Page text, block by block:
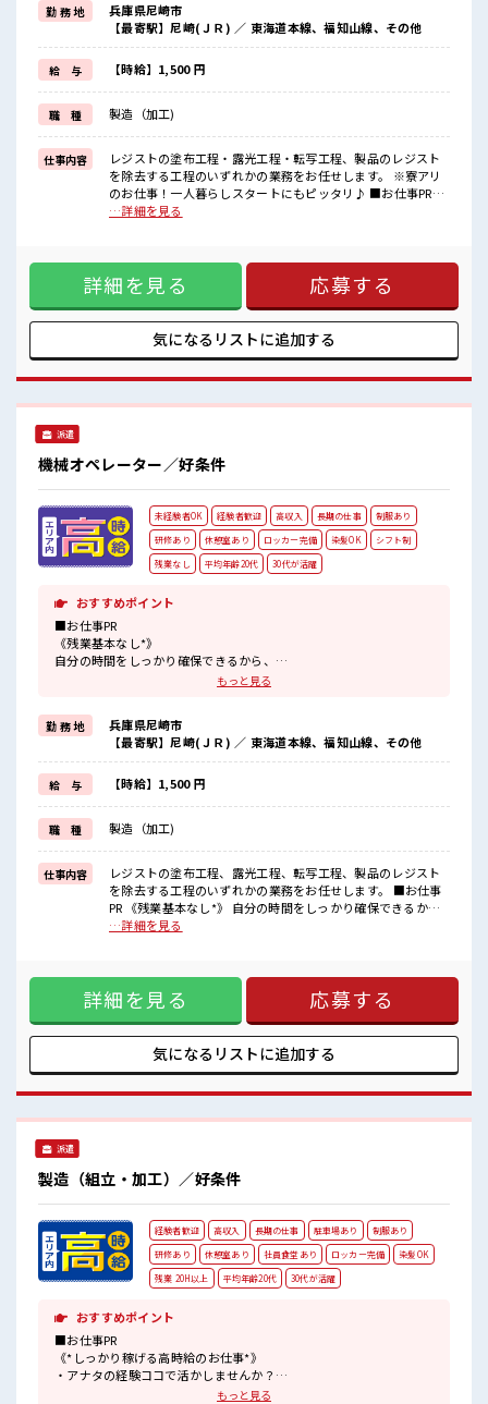
赴任時の交通費の支給があるのもうれしいポイント♪
《残業基本なし*》
自分の時間をしっかり確保できる♪
オンとオフをきっちり切り替えたい方にオススメ！
《未経験の方も大カンゲイ*》
初めての方もご安心ください☆
研修もしっかりとあります◎
ここからスキル・ステップUPしていきましょう↑↑
■職場の雰囲気
◆20代・30代の方カツヤク中◆
髪型・髪色自由♪
休憩室・ロッカー・更衣室完備！
荷物が多い方も安心ですね！
さらに動きやすい制服が無料☆
#ryo
勤 務 地
兵庫県尼崎市
【最寄駅】尼崎(ＪＲ) ／ 東海道本線、福知山線、その他
給 与 【時給】1,500 円
職 種 製造（加工)
仕事内容
レジストの塗布工程・露光工程・転写工程、製品のレジスト
を除去する工程のいずれかの業務をお任せします。 ※寮アリ
のお仕事！一人暮らしスタートにもピッタリ♪ ■お仕事PR
《住まいもお仕事も同時にGET*》 家電付きのワンルーム寮完
ほぼナシ！ 赴任時の交通費の支給があるのもうれしいポイン
ト♪ 《残業基本なし*》 自分の時間をしっかり確保できる♪
オンとオフをきっちり切り替えたい方にオススメ！ 《未経験
の方も大カンゲイ*》 初めての方もご安心ください☆ 研修も
しっかりとあります◎ ここからスキル・ステップUPしていき
ましょう↑↑ ■職場の雰囲気 ◆20代・30代の方カツヤク中◆
好きに楽しめる♪ 休憩室・ロッカー・更衣室完備！ 荷物が多
い方も安心ですね！ さらに動きやすい制服が無料☆ #ryo
…詳細を見る
詳細を見る 応募する
気になるリストに追加する
派遣
機械オペレーター／好条件
未経験者OK 経験者歓迎 高収入 長期の仕事
制服あり
研修あり
休憩室あり ロッカー完備 染髪OK
シフト制
残業なし
平均年齢20代 30代が活躍
おすすめポイント
■お仕事PR
《残業基本なし*》
自分の時間をしっかり確保できるから、
プライベートも充実できそう♪
《未経験の方も大カンゲイ*》
初めての方もご安心ください☆
研修もしっかりとあります◎
ここからスキル・ステップUPしていきましょう↑↑《うれしい高時
給*》
高時給1500円！
さらに2交替勤務だから稼げる！
■職場の雰囲気
◆20代・30代の方カツヤク中◆
髪型・髪色自由♪
派手過ぎなければOKだから、
自分らしく好きに楽しめる♪
さらに動きやすい制服が無料☆
もっと見る
勤 務 地
兵庫県尼崎市
【最寄駅】尼崎(ＪＲ) ／ 東海道本線、福知山線、その他
給 与 【時給】1,500 円
職 種 製造（加工)
仕事内容
レジストの塗布工程、露光工程、転写工程、製品のレジスト
を除去する工程のいずれかの業務をお任せします。 ■お仕事
PR 《残業基本なし*》 自分の時間をしっかり確保できるか
ら、 プライベートも充実できそう♪ オンとオフをきっちり切
こからスキル・ステップUPしていきましょう↑↑《うれしい
高時給*》 高時給1500円！ さらに2交替勤務だから稼げる！
■職場の雰囲気 ◆20代・30代の方カツヤク中◆ 髪型・髪色自
由♪ 派手過ぎなければOKだから、 自分らしく好きに楽しめ
る♪ 休憩室・ロッカー・更衣室完備！ 荷物が多い方も安心で
すね！ さらに動きやすい制服が無料☆
…詳細を見る
詳細を見る 応募する
気になるリストに追加する
派遣
製造（組立・加工）／好条件
経験者歓迎 高収入 長期の仕事 駐車場あり
制服あり
研修あり
休憩室あり 社員食堂あり ロッカー完備
染髪OK
残業 20H以上
平均年齢20代 30代が活躍
おすすめポイント
■お仕事PR
《*しっかり稼げる高時給のお仕事*》
・アナタの経験ココで活かしませんか？
・残業も多めなのでたくさん稼ぎたい方にはピッタリのお仕事です
もっと見る